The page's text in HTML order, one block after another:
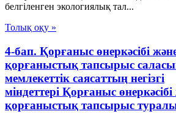
белгіленген экологиялық тал...
Толық оқу »
4-бап. Қорғаныс өнеркәсібі
қорғаныстық тапсырыс
мемлекеттік саясаттың негізгі
міндеттері Қорғаныс
қорғаныстық тапсырыс